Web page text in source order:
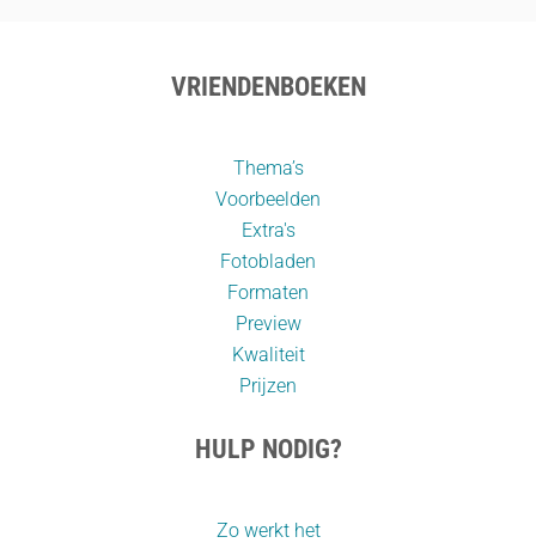
VRIENDENBOEKEN
Thema’s
Voorbeelden
Extra's
Fotobladen
Formaten
Preview
Kwaliteit
Prijzen
HULP NODIG?
Zo werkt het